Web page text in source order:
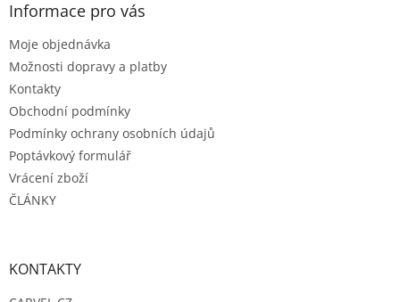
Informace pro vás
Moje objednávka
Možnosti dopravy a platby
Kontakty
Obchodní podmínky
Podmínky ochrany osobních údajů
Poptávkový formulář
Vrácení zboží
ČLÁNKY
KONTAKTY